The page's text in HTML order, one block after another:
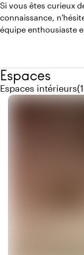
Si vous êtes curieux
connaissance,
équipe enthousiaste
Espaces
Espaces intérieurs
Quantité de (